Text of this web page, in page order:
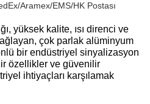
Aramex/EMS/HK Postası
yüksek kalite, ısı direnci ve
çok parlak alüminyum
bir endüstriyel sinyalizasyon
özellikler ve güvenilir
ihtiyaçları karşılamak